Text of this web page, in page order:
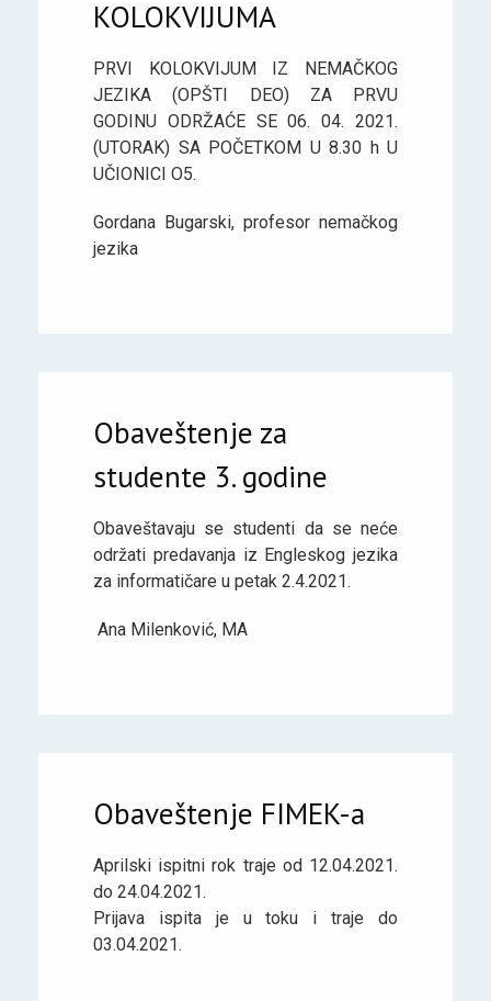
KOLOKVIJUMA
PRVI KOLOKVIJUM IZ NEMAČKOG
JEZIKA (OPŠTI DEO) ZA PRVU
GODINU ODRŽAĆE SE 06. 04. 2021.
(UTORAK) SA POČETKOM U 8.30 h U
UČIONICI O5.
Gordana Bugarski, profesor nemačkog
jezika
Obaveštenje za
studente 3. godine
Obaveštavaju se studenti da se neće
održati predavanja iz Engleskog jezika
za informatičare u petak 2.4.2021.
Ana Milenković, MA
Obaveštenje FIMEK-a
Aprilski ispitni rok traje od 12.04.2021.
do 24.04.2021.
Prijava ispita je u toku i traje do
03.04.2021.